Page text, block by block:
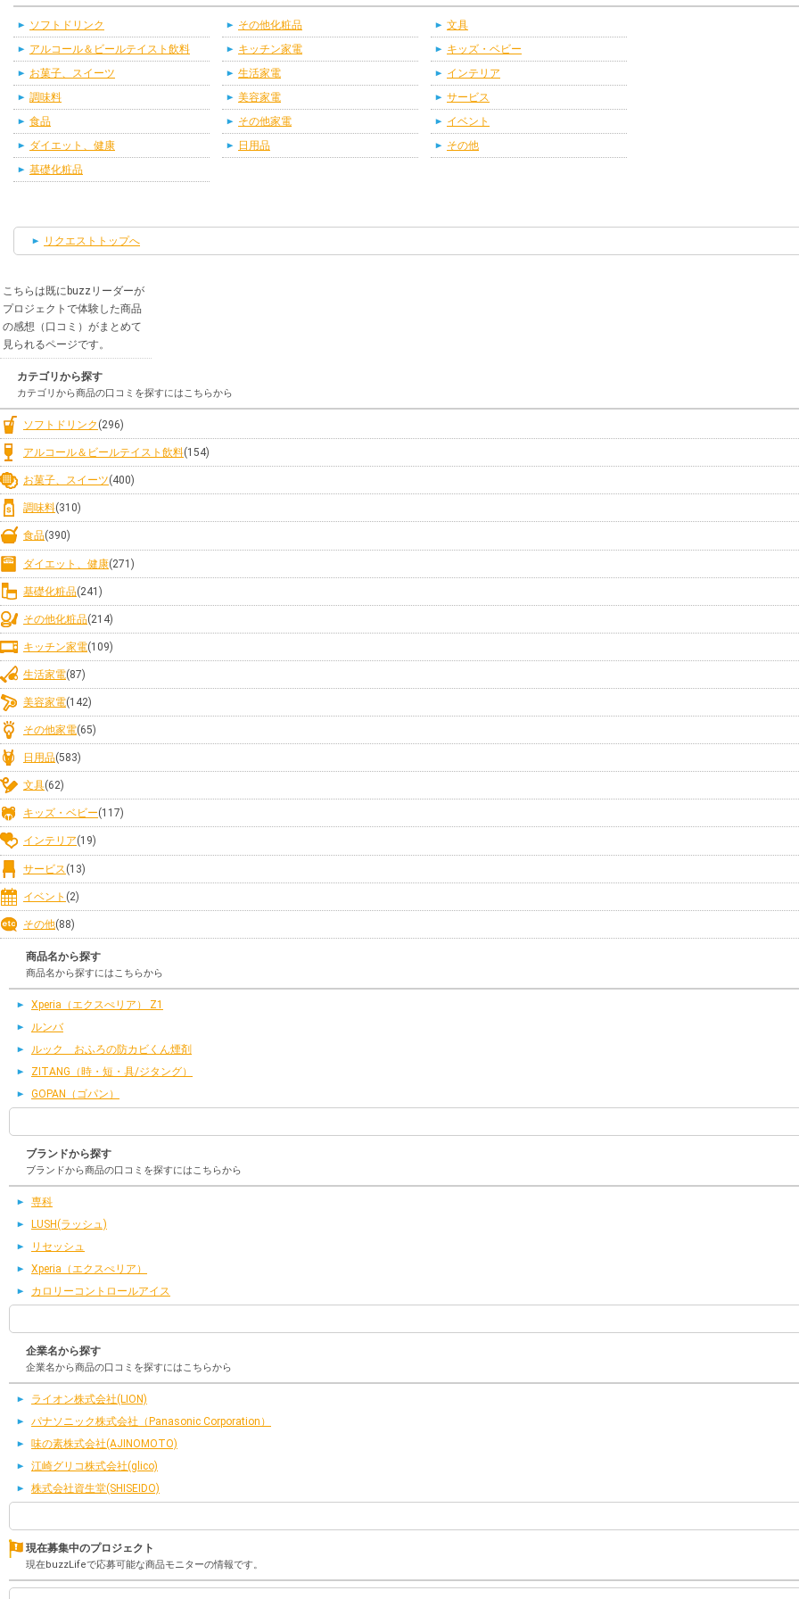
ソフトドリンク
アルコール＆ビールテイスト飲料
お菓子、スイーツ
調味料
食品
ダイエット、健康
基礎化粧品
その他化粧品
キッチン家電
生活家電
美容家電
その他家電
日用品
文具
キッズ・ベビー
インテリア
サービス
イベント
その他
リクエストトップへ
こちらは既にbuzzリーダーが
プロジェクトで体験した商品
の感想（口コミ）がまとめて
見られるページです。
カテゴリから探す
カテゴリから商品の口コミを探すにはこちらから
ソフトドリンク (296)
アルコール＆ビールテイスト飲料(154)
お菓子、スイーツ(400)
調味料(310)
食品(390)
ダイエット、健康(271)
基礎化粧品(241)
その他化粧品(214)
キッチン家電(109)
生活家電(87)
美容家電(142)
その他家電(65)
日用品(583)
文具(62)
キッズ・ベビー(117)
インテリア(19)
サービス (13)
イベント (2)
その他(88)
商品名から探す
商品名から探すにはこちらから
Xperia（エクスぺリア） Z1
ルンバ
ルック おふろの防カビくん煙剤
ZITANG（時・短・具/ジタング）
GOPAN（ゴパン）
ブランドから探す
ブランドから商品の口コミを探すにはこちらから
専科
LUSH(ラッシュ)
リセッシュ
Xperia（エクスぺリア）
カロリーコントロールアイス
企業名から探す
企業名から商品の口コミを探すにはこちらから
ライオン株式会社(LION)
パナソニック株式会社（Panasonic Corporation）
味の素株式会社(AJINOMOTO)
江崎グリコ株式会社(glico)
株式会社資生堂(SHISEIDO)
現在募集中のプロジェクト
現在buzzLifeで応募可能な商品モニターの情報です。